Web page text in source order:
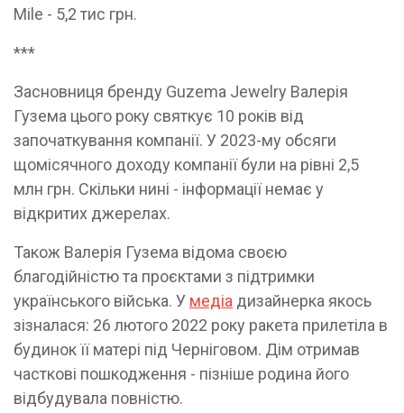
Mile - 5,2 тис грн.
***
Засновниця бренду Guzema Jewelry Валерія
Гузема цього року святкує 10 років від
започаткування компанії. У 2023-му обсяги
щомісячного доходу компанії були на рівні 2,5
млн грн. Скільки нині - інформації немає у
відкритих джерелах.
Також Валерія Гузема відома своєю
благодійністю та проєктами з підтримки
українського війська. У медіа дизайнерка якось
зізналася: 26 лютого 2022 року ракета прилетіла в
будинок її матері під Черніговом. Дім отримав
часткові пошкодження - пізніше родина його
відбудувала повністю.